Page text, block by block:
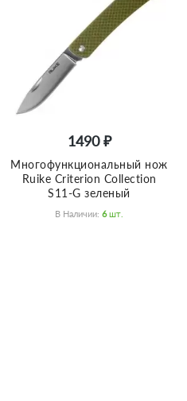
1490 ₽
Многофункциональный нож
Ruike Criterion Collection
S11-G зеленый
В Наличии: 6 Шт.